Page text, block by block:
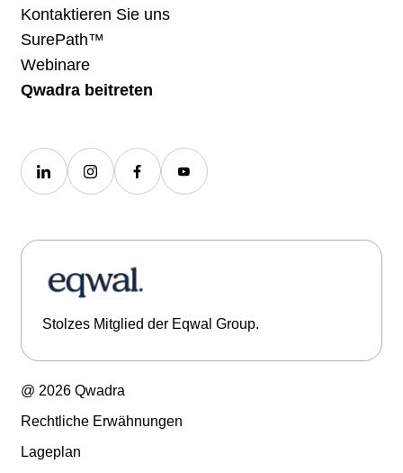
Kontaktieren Sie uns
SurePath™
Webinare
Qwadra beitreten
Stolzes Mitglied der Eqwal Group.
@ 2026 Qwadra
Rechtliche Erwähnungen
Lageplan